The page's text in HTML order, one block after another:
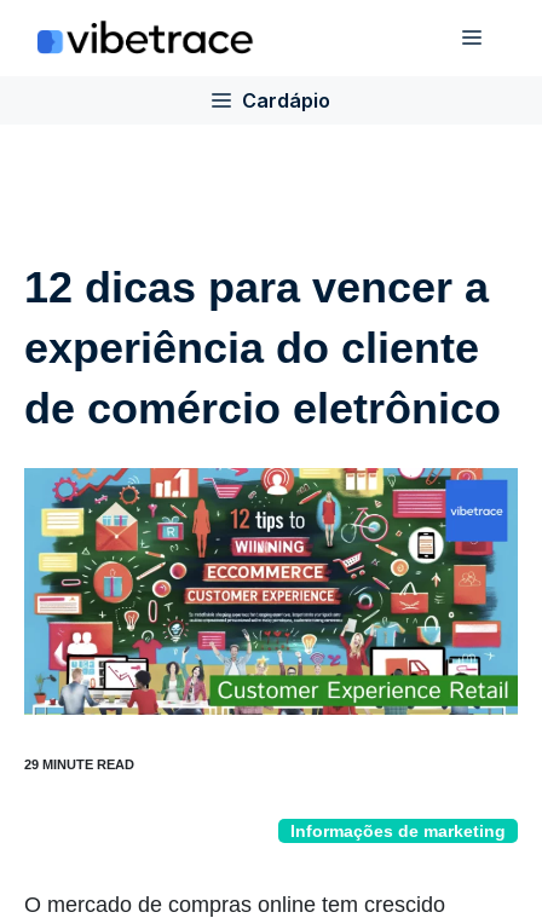
para
Cardápio
12 dicas para vencer a
experiência do cliente
de comércio eletrônico
Informações de marketing
O mercado de compras online tem crescido